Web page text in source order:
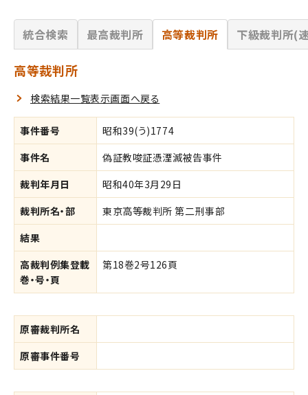
統合検索 最高裁判所 高等裁判所 下級裁判所(
高等裁判所
検索結果一覧表示画面へ戻る
事件番号
昭和39(う)1774
事件名
偽証教唆証憑湮滅被告事件
裁判年月日
昭和40年3月29日
裁判所名・部
東京高等裁判所 第二刑事部
結果
高裁判例集登載
巻・号・頁
第18巻2号126頁
原審裁判所名
原審事件番号